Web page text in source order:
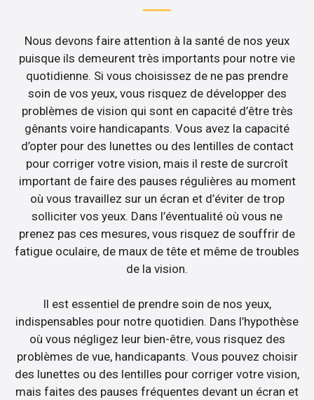
Nous devons faire attention à la santé de nos yeux
puisque ils demeurent très importants pour notre vie
quotidienne. Si vous choisissez de ne pas prendre
soin de vos yeux, vous risquez de développer des
problèmes de vision qui sont en capacité d’être très
gênants voire handicapants. Vous avez la capacité
d’opter pour des lunettes ou des lentilles de contact
pour corriger votre vision, mais il reste de surcroît
important de faire des pauses régulières au moment
où vous travaillez sur un écran et d’éviter de trop
solliciter vos yeux. Dans l’éventualité où vous ne
prenez pas ces mesures, vous risquez de souffrir de
fatigue oculaire, de maux de tête et même de troubles
de la vision.
Il est essentiel de prendre soin de nos yeux,
indispensables pour notre quotidien. Dans l’hypothèse
où vous négligez leur bien-être, vous risquez des
problèmes de vue, handicapants. Vous pouvez choisir
des lunettes ou des lentilles pour corriger votre vision,
mais faites des pauses fréquentes devant un écran et